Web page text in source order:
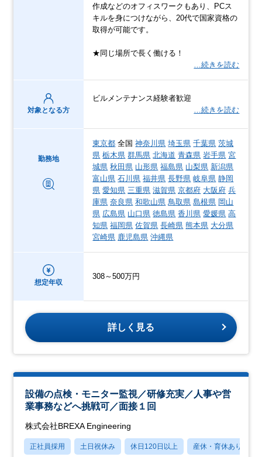
作成などのオフィスワークもあり、PCス
キルを身につけながら、20代で国家資格の
取得が可能です。
★同じ場所で長く働ける！
…続きを読む
対象となる方
ビルメンテナンス経験者歓迎
…続きを読む
勤務地
東京都 全国神奈川県 埼玉県 千葉県 茨城
県 栃木県 群馬県 北海道 青森県 岩手県 宮
城県 秋田県 山形県 福島県 山梨県 新潟県
富山県 石川県 福井県 長野県 岐阜県 静岡
県 愛知県 三重県 滋賀県 京都府 大阪府 兵
庫県 奈良県 和歌山県 鳥取県 島根県 岡山
県 広島県 山口県 徳島県 香川県 愛媛県 高
知県 福岡県 佐賀県 長崎県 熊本県 大分県
宮崎県 鹿児島県 沖縄県
想定年収
308～500万円
詳しく見る
設備の点検・モニター監視／研修充実／人事や営
業事務などへ挑戦可／面接１回
株式会社BREXA Engineering
正社員採用 土日祝休み 休日120日以上 産休・育休あり